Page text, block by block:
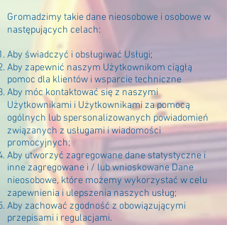
Gromadzimy takie dane nieosobowe i osobowe w
następujących celach:
Aby świadczyć i obsługiwać Usługi;
Aby zapewnić naszym Użytkownikom ciągłą
pomoc dla klientów i wsparcie techniczne
Aby móc kontaktować się z naszymi
Użytkownikami i Użytkownikami za pomocą
ogólnych lub spersonalizowanych powiadomień
związanych z usługami i wiadomości
promocyjnych;
Aby utworzyć zagregowane dane statystyczne i
inne zagregowane i / lub wnioskowane Dane
nieosobowe, które możemy wykorzystać w celu
zapewnienia i ulepszenia naszych usług;
Aby zachować zgodność z obowiązującymi
przepisami i regulacjami.